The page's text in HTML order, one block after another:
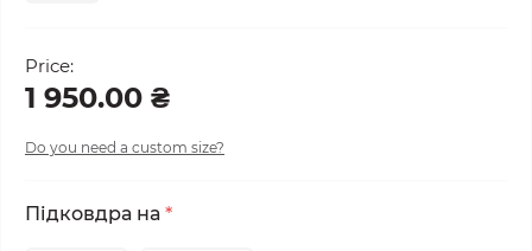
Price:
1 950.00 ₴
Do you need a custom size?
Підковдра на *